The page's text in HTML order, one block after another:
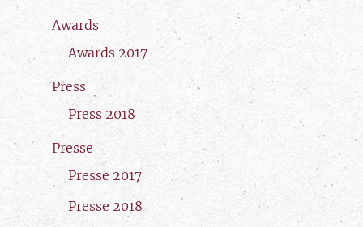
Awards
Awards 2017
Press
Press 2018
Presse
Presse 2017
Presse 2018